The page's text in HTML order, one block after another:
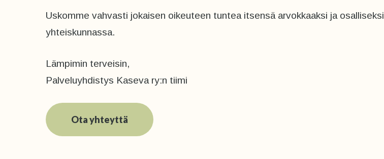
Uskomme vahvasti jokaisen oikeuteen tuntea itsensä arvokkaaksi ja osalliseksi
yhteiskunnassa.
Lämpimin terveisin,
Palveluyhdistys Kaseva ry:n tiimi
Ota yhteyttä